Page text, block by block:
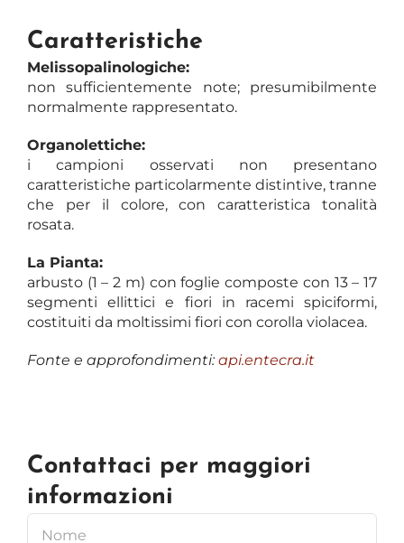
Caratteristiche
Melissopalinologiche:
non sufficientemente note; presumibilmente
normalmente rappresentato.
Organolettiche:
i campioni osservati non presentano
caratteristiche particolarmente distintive, tranne
che per il colore, con caratteristica tonalità
rosata.
La Pianta:
arbusto (1 – 2 m) con foglie composte con 13 – 17
segmenti ellittici e fiori in racemi spiciformi,
costituiti da moltissimi fiori con corolla violacea.
Fonte e approfondimenti:api.entecra.it
Contattaci per maggiori
informazioni